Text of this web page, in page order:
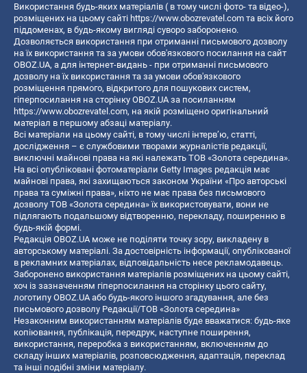
Використання будь-яких матеріалів ( в тому числі фото- та відео-),
розміщених на цьому сайті https://www.obozrevatel.com та всіх його
піддоменах, в будь-якому вигляді суворо заборонено.
Дозволяється використання при отриманні письмового дозволу
на їх використання та за умови обов'язкового посилання на сайт
OBOZ.UA, а для інтернет-видань - при отриманні письмового
дозволу на їх використання та за умови обов'язкового
розміщення прямого, відкритого для пошукових систем,
гіперпосилання на сторінку OBOZ.UA за посиланням
https://www.obozrevatel.com, на якій розміщено оригінальний
матеріал в першому абзаці матеріалу.
Всі матеріали на цьому сайті, в тому числі інтерв’ю, статті,
дослідження – є службовими творами журналістів редакції,
виключні майнові права на які належать ТОВ «Золота середина».
На всі опубліковані фотоматеріали Getty Images редакція має
майнові права, які захищаються законом України «Про авторські
права та суміжні права», ніхто не має права без письмового
дозволу ТОВ «Золота середина» їх використовувати, вони не
підлягають подальшому відтворенню, перекладу, поширенню в
будь-якій формі.
Редакція OBOZ.UA може не поділяти точку зору, викладену в
авторському матеріалі. За достовірність інформації, опублікованої
в рекламних матеріалах, відповідальність несе рекламодавець.
Заборонено використання матеріалів розміщених на цьому сайті,
хоч із зазначенням гіперпосилання на сторінку цього сайту,
логотипу OBOZ.UA або будь-якого іншого згадування, але без
письмового дозволу Редакції/ТОВ «Золота середина»
Незаконним використанням матеріалів буде вважатися: будь-яке
копiювання, публiкацiя, передрук, наступне поширення,
використання, переробка з використанням, включенням до
складу інших матеріалів, розповсюдження, адаптація, переклад
та інші подібні зміни матеріалу.